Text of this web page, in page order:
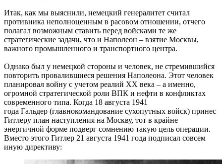
Итак, как мы выяснили, немецкий генералитет считал
противника неполноценным в расовом отношении, отчего
полагал возможным ставить перед войсками те же
стратегические задачи, что и Наполеон – взятие Москвы,
важного промышленного и транспортного центра.
Однако был у немецкой стороны и человек, не стремившийся
повторить провалившиеся решения Наполеона. Этот человек
планировал войну с учетом реалий XX века – а именно,
огромной стратегической роли ВПК и нефти в конфликтах
современного типа. Когда 18 августа 1941
года Гальдер (главнокомандование сухопутных войск) принес
Гитлеру план наступления на Москву, тот в крайне
энергичной форме подверг сомнению такую цель операции.
Вместо этого Гитлер 21 августа 1941 года подписал совсем
иную директиву: